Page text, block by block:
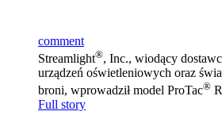
comment
Streamlight®, Inc., wiodący
urządzeń oświetleniowych oraz
broni, wprowadził model ProTac®
Full story